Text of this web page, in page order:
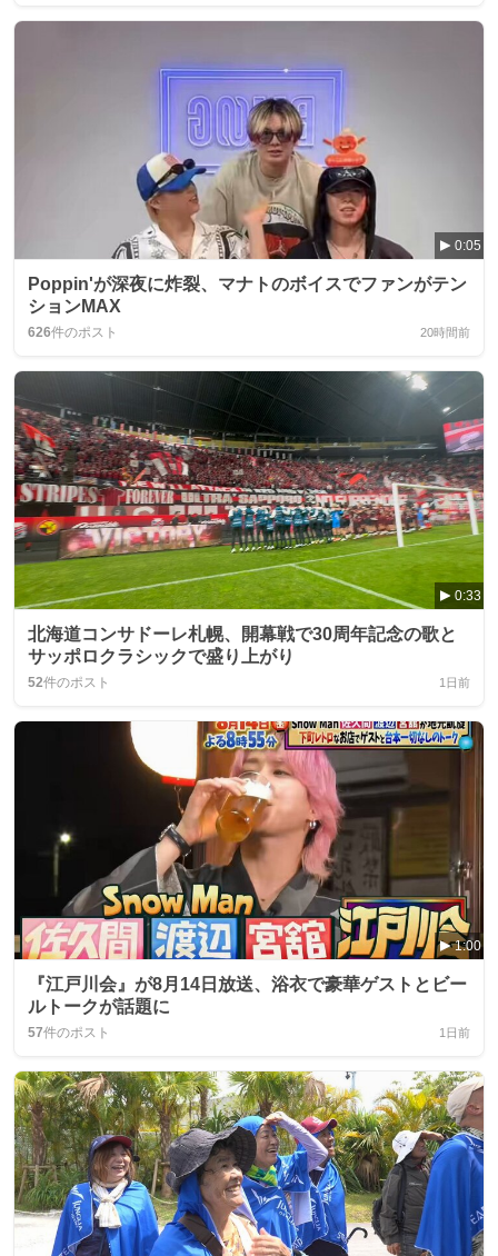
0:05
Poppin'が深夜に炸裂、マナトのボイスでファンがテン
ションMAX
626件のポスト 20時間前
0:33
北海道コンサドーレ札幌、開幕戦で30周年記念の歌と
サッポロクラシックで盛り上がり
52件のポスト 1日前
1:00
『江戸川会』が8月14日放送、浴衣で豪華ゲストとビー
ルトークが話題に
57件のポスト 1日前